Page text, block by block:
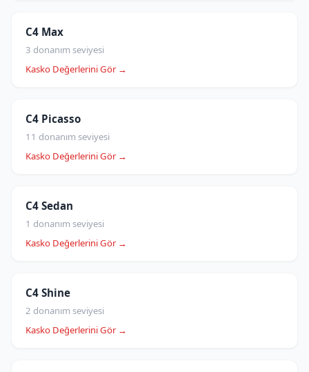
C4 Max
3 donanım seviyesi
Kasko Değerlerini Gör →
C4 Picasso
11 donanım seviyesi
Kasko Değerlerini Gör →
C4 Sedan
1 donanım seviyesi
Kasko Değerlerini Gör →
C4 Shine
2 donanım seviyesi
Kasko Değerlerini Gör →